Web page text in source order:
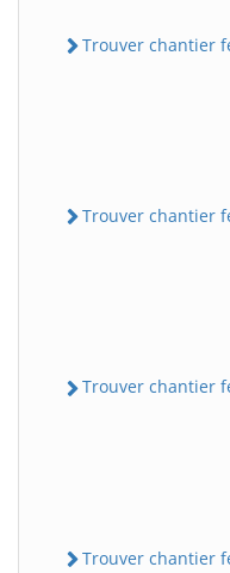
Trouver chantier
Trouver chantier
Trouver chantier
Trouver chantier